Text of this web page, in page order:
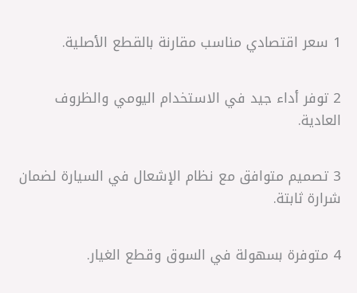
1 سعر اقتصادي مناسب مقارنة بالقطع الأصلية.
2 توفر أداء جيد في الاستخدام اليومي والظروف
العادية.
3 تصميم متوافق مع نظام الإشعال في السيارة لضمان
شرارة ثابتة.
4 متوفرة بسهولة في السوق وقطع الغيار.